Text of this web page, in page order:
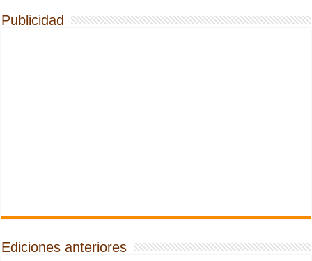
Publicidad
Ediciones anteriores